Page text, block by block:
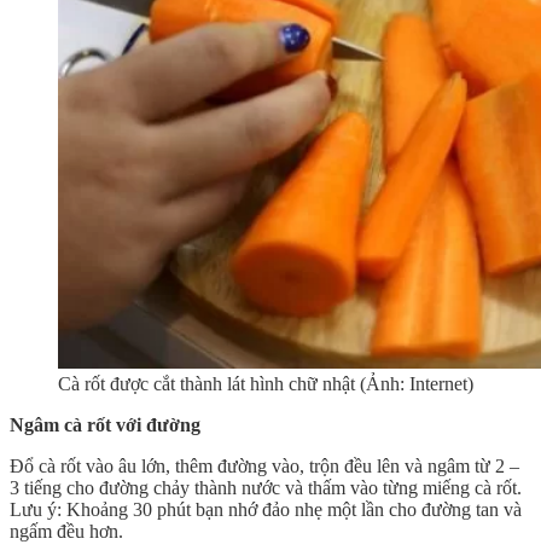
Cà rốt được cắt thành lát hình chữ nhật (Ảnh: Internet)
Ngâm cà rốt với đường
Đổ cà rốt vào âu lớn, thêm đường vào, trộn đều lên và ngâm từ 2 –
3 tiếng cho đường chảy thành nước và thấm vào từng miếng cà rốt.
Lưu ý: Khoảng 30 phút bạn nhớ đảo nhẹ một lần cho đường tan và
ngấm đều hơn.